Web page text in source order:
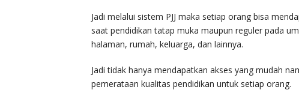
Jadi melalui sistem PJJ maka setiap orang bisa
saat pendidikan tatap muka maupun reguler pada
halaman, rumah, keluarga, dan lainnya.
Jadi tidak hanya mendapatkan akses yang mudah
pemerataan kualitas pendidikan untuk setiap orang.